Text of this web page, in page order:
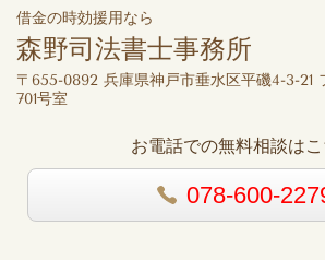
借金の時効援用なら
森野司法書士事務所
〒655-0892 兵庫県神戸市垂水区平磯4-3-21
701号室
お電話での無料相談はこ
078-600-